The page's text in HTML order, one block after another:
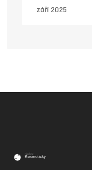
září 2025